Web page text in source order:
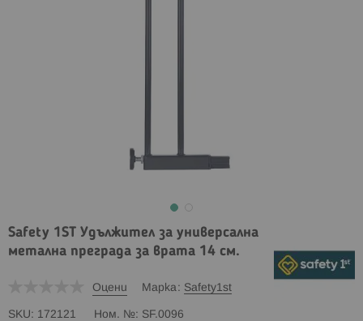
Safety 1ST Удължител за универсална
метална преграда за врата 14 см.
Оцени Марка Safety1st
SKU 172121 Ном. № SF.0096